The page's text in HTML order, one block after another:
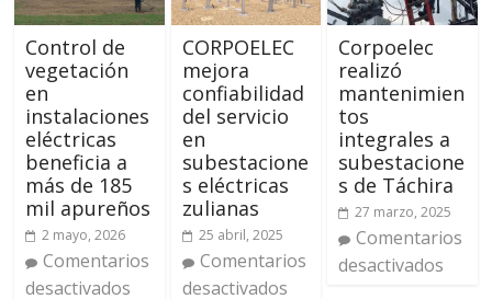
Control de
vegetación
en
instalaciones
eléctricas
beneficia a
más de 185
mil apureños
2 mayo, 2026
Comentarios
desactivados
CORPOELEC
mejora
confiabilidad
del servicio
en
subestacione
s eléctricas
zulianas
25 abril, 2025
Comentarios
desactivados
Corpoelec
realizó
mantenimien
tos
integrales a
subestacione
s de Táchira
27 marzo, 2025
Comentarios
desactivados